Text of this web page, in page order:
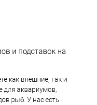
и подставок на
как внешние, так и
для аквариумов,
рыб. У нас есть